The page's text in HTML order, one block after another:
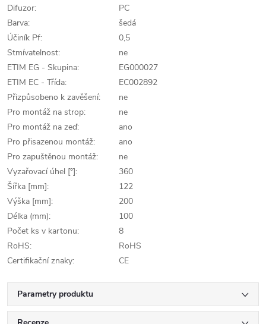
Difuzor:
PC
Barva:
šedá
Účiník Pf:
0,5
Stmívatelnost:
ne
ETIM EG - Skupina:
EG000027
ETIM EC - Třída:
EC002892
Přizpůsobeno k zavěšení:
ne
Pro montáž na strop:
ne
Pro montáž na zeď:
ano
Pro přisazenou montáž:
ano
Pro zapuštěnou montáž:
ne
Vyzařovací úhel [°]:
360
Šířka [mm]:
122
Výška [mm]:
200
Délka (mm):
100
Počet ks v kartonu:
8
RoHS:
RoHS
Certifikační znaky:
CE
Parametry produktu